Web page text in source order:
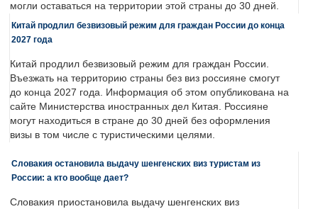
могли оставаться на территории этой страны до 30 дней.
Китай продлил безвизовый режим для граждан России до конца
2027 года
Китай продлил безвизовый режим для граждан России.
Въезжать на территорию страны без виз россияне смогут
до конца 2027 года. Информация об этом опубликована на
сайте Министерства иностранных дел Китая. Россияне
могут находиться в стране до 30 дней без оформления
визы в том числе с туристическими целями.
Словакия остановила выдачу шенгенских виз туристам из
России: а кто вообще дает?
Словакия приостановила выдачу шенгенских виз